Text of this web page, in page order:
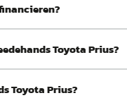
Toyota Prius?
Toyota Prius?